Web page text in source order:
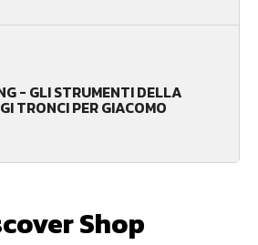
- GLI STRUMENTI DELLA
TRONCI PER GIACOMO
Shop